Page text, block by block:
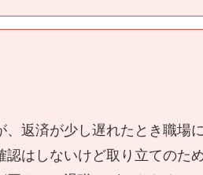
、返済が少し遅れたとき職場
はしないけど取り立てのた